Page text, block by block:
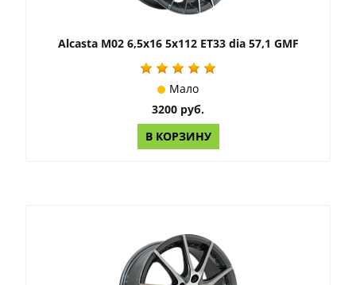
Alcasta M02 6,5x16 5x112 ET33 dia 57,1 GMF
Мало
3200 руб.
В КОРЗИНУ